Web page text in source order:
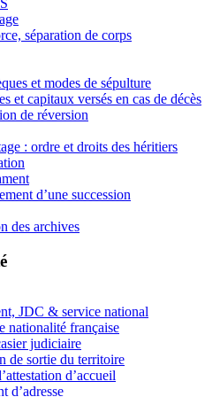
séparation de corps
et modes de sépulture
et capitaux versés en cas de décès
de réversion
: ordre et droits des héritiers
d’une succession
des archives
JDC & service national
nationalité française
judiciaire
de sortie du territoire
d’accueil
d’adresse